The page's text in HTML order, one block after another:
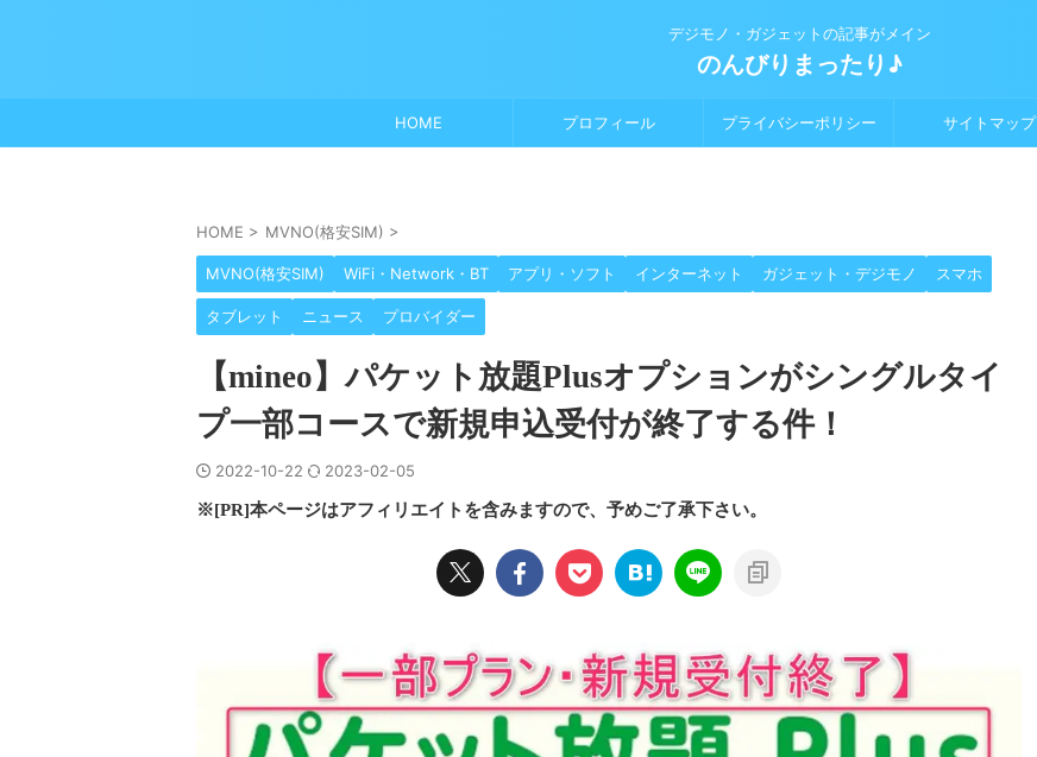
デジモノ・ガジェットの記事がメイン
のんびりまったり♪
HOME プロフィール プライバシーポリシー サイトマップ
HOME > MVNO(格安SIM) >
MVNO(格安SIM) WiFi・Network・BT アプリ・ソフト インターネット ガジェット・デジモノ スマホ
タブレット ニュース プロバイダー
【mineo】パケット放題Plusオプションがシングルタイ
プ一部コースで新規申込受付が終了する件！
2022-10-22 2023-02-05
※[PR]本ページはアフィリエイトを含みますので、予めご了承下さい。